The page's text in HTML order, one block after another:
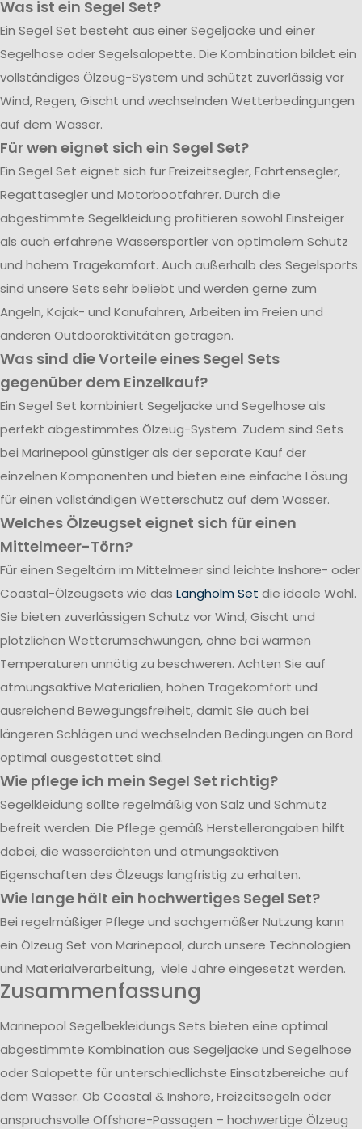
Was ist ein Segel Set?
Ein Segel Set besteht aus einer Segeljacke und einer
Segelhose oder Segelsalopette. Die Kombination bildet ein
vollständiges Ölzeug-System und schützt zuverlässig vor
Wind, Regen, Gischt und wechselnden Wetterbedingungen
auf dem Wasser.
Für wen eignet sich ein Segel Set?
Ein Segel Set eignet sich für Freizeitsegler, Fahrtensegler,
Regattasegler und Motorbootfahrer. Durch die
abgestimmte Segelkleidung profitieren sowohl Einsteiger
als auch erfahrene Wassersportler von optimalem Schutz
und hohem Tragekomfort. Auch außerhalb des Segelsports
sind unsere Sets sehr beliebt und werden gerne zum
Angeln, Kajak- und Kanufahren, Arbeiten im Freien und
anderen Outdooraktivitäten getragen.
Was sind die Vorteile eines Segel Sets
gegenüber dem Einzelkauf?
Ein Segel Set kombiniert Segeljacke und Segelhose als
perfekt abgestimmtes Ölzeug-System. Zudem sind Sets
bei Marinepool günstiger als der separate Kauf der
einzelnen Komponenten und bieten eine einfache Lösung
für einen vollständigen Wetterschutz auf dem Wasser.
Welches Ölzeugset eignet sich für einen
Mittelmeer-Törn?
Für einen Segeltörn im Mittelmeer sind leichte Inshore- oder
Coastal-Ölzeugsets wie das Langholm Set die ideale Wahl.
Sie bieten zuverlässigen Schutz vor Wind, Gischt und
plötzlichen Wetterumschwüngen, ohne bei warmen
Temperaturen unnötig zu beschweren. Achten Sie auf
atmungsaktive Materialien, hohen Tragekomfort und
ausreichend Bewegungsfreiheit, damit Sie auch bei
längeren Schlägen und wechselnden Bedingungen an Bord
optimal ausgestattet sind.
Wie pflege ich mein Segel Set richtig?
Segelkleidung sollte regelmäßig von Salz und Schmutz
befreit werden. Die Pflege gemäß Herstellerangaben hilft
dabei, die wasserdichten und atmungsaktiven
Eigenschaften des Ölzeugs langfristig zu erhalten.
Wie lange hält ein hochwertiges Segel Set?
Bei regelmäßiger Pflege und sachgemäßer Nutzung kann
ein Ölzeug Set von Marinepool, durch unsere Technologien
und Materialverarbeitung, viele Jahre eingesetzt werden.
Zusammenfassung
Marinepool Segelbekleidungs Sets bieten eine optimal
abgestimmte Kombination aus Segeljacke und Segelhose
oder Salopette für unterschiedlichste Einsatzbereiche auf
dem Wasser. Ob Coastal & Inshore, Freizeitsegeln oder
anspruchsvolle Offshore-Passagen – hochwertige Ölzeug